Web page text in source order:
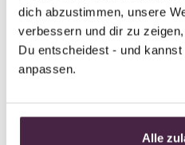
dich abzustimmen, unsere
verbessern und dir zu
Du entscheidest - und
anpassen.
Alle
E-Mail senden